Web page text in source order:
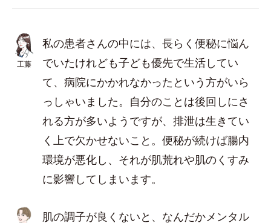
工藤
私の患者さんの中には、長らく便秘に悩ん
でいたけれども子ども優先で生活してい
て、病院にかかれなかったという方がいら
っしゃいました。自分のことは後回しにさ
れる方が多いようですが、排泄は生きてい
く上で欠かせないこと。便秘が続けば腸内
環境が悪化し、それが肌荒れや肌のくすみ
に影響してしまいます。
肌の調子が良くないと、なんだかメンタル